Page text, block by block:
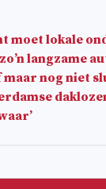
moet lokale
langzame
nog niet